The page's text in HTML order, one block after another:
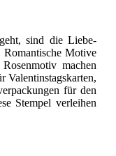
sind die Liebe-
Romantische Motive
machen
Valentinstagskarten,
für den
Stempel verleihen